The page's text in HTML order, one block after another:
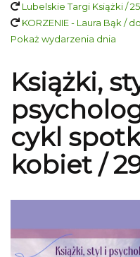
Lubelskie Targi Książki /
KORZENIE - Laura Bąk /
Pokaż wydarzenia dnia
Książki,
cykl
kobiet /